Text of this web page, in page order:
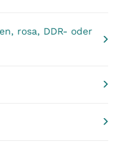
rosa, DDR- oder